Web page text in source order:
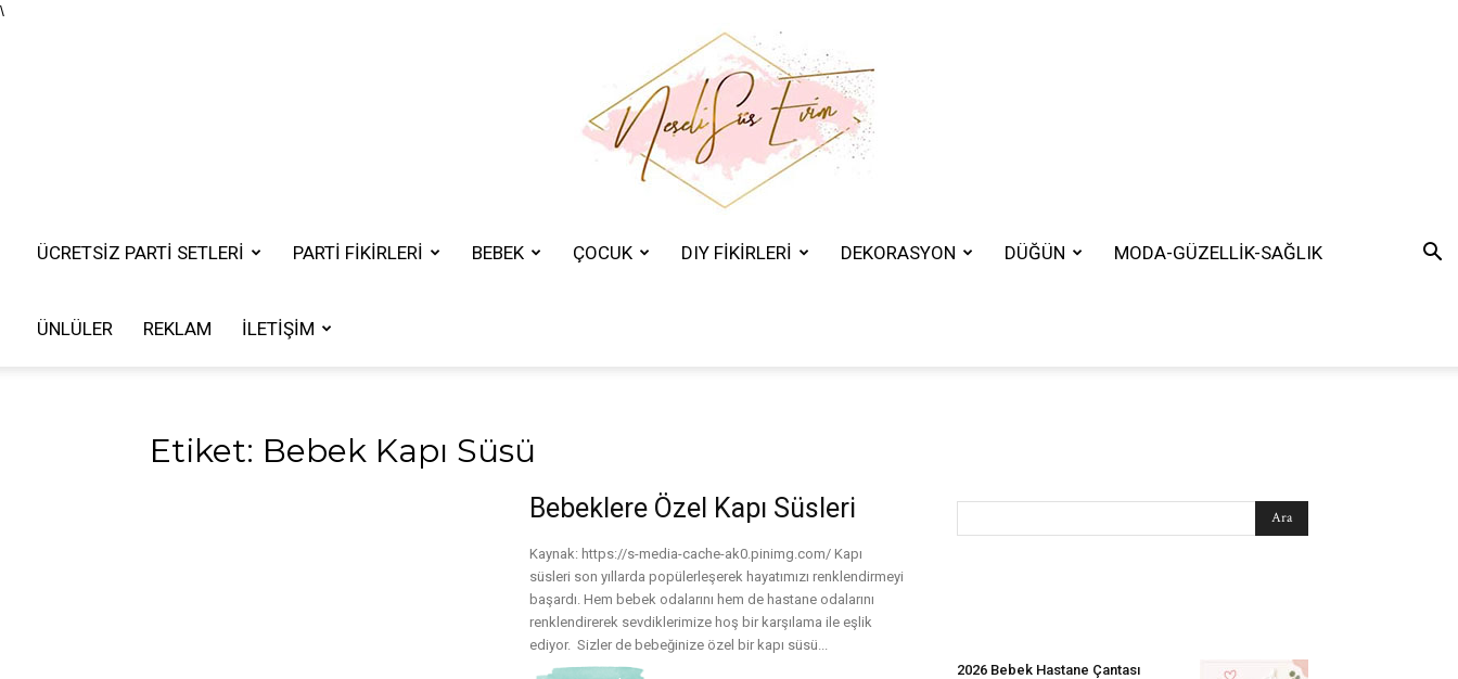
\
Evim
ÜCRETSIZ PARTI SETLERI PARTİ FİKİRLERİ BEBEK ÇOCUK DIY FİKİRLERİ DEKORASYON DÜĞÜN MODA-GÜZELLİK-SAĞLIK
ÜNLÜLER REKLAM İLETIŞIM
Etiket: Bebek Kapı Süsü
Bebeklere Özel Kapı Süsleri
Kaynak: https://s-media-cache-ak0.pinimg.com/ Kapı
süsleri son yıllarda popülerleşerek hayatımızı renklendirmeyi
başardı. Hem bebek odalarını hem de hastane odalarını
renklendirerek sevdiklerimize hoş bir karşılama ile eşlik
ediyor. Sizler de bebeğinize özel bir kapı süsü...
2026 Bebek Hastane Çantası